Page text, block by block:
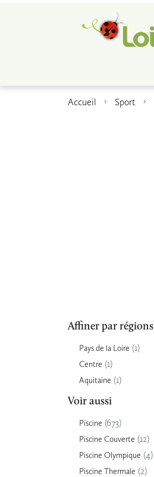
Accueil Sport
Affiner par régions
Pays de la Loire (1)
Centre (1)
Aquitaine (1)
Voir aussi
Piscine (673)
Piscine Couverte (12)
Piscine Olympique (4)
Piscine Thermale (2)